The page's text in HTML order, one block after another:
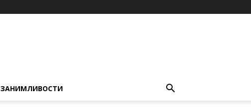
ЗАНИМЛИВОСТИ